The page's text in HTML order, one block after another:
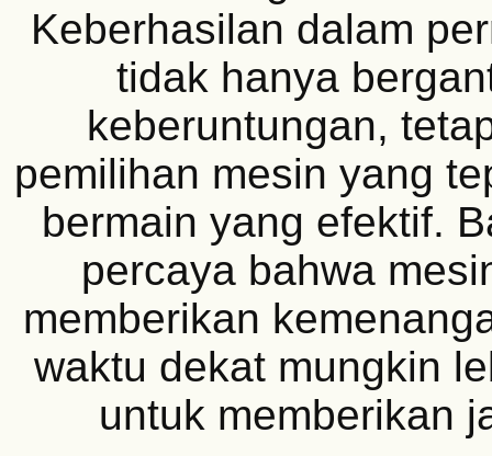
Keberhasilan dalam
tidak hanya
keberuntungan,
pemilihan mesin yang
bermain yang efektif.
percaya bahwa
memberikan
waktu dekat mungkin
untuk memberikan